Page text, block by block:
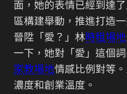
面，她的表情已經到達
區構建舉動，推進打造
晉陞「愛？」林時租場地
一下，她對「愛」這個
家教場地情感比例對等
濃度和創業溫度。